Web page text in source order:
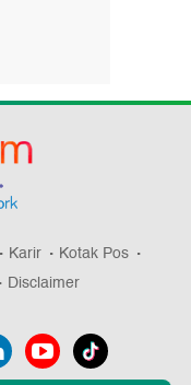
Karir
Kotak Pos
Disclaimer